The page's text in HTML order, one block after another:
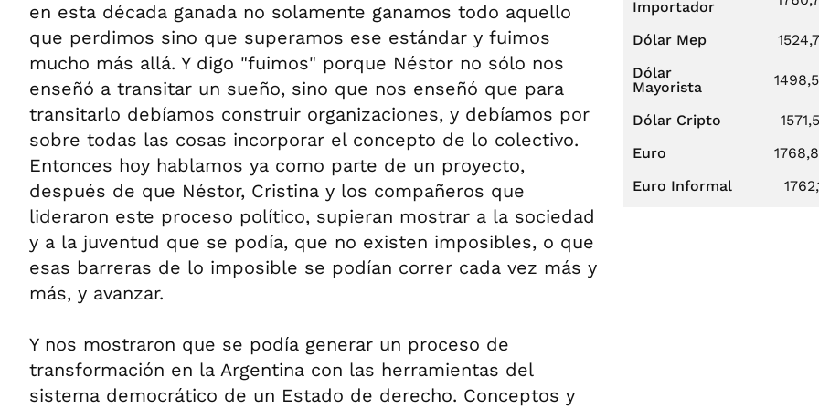
en esta década ganada no solamente ganamos todo aquello
que perdimos sino que superamos ese estándar y fuimos
mucho más allá. Y digo "fuimos" porque Néstor no sólo nos
enseñó a transitar un sueño, sino que nos enseñó que para
transitarlo debíamos construir organizaciones, y debíamos por
sobre todas las cosas incorporar el concepto de lo colectivo.
Entonces hoy hablamos ya como parte de un proyecto,
después de que Néstor, Cristina y los compañeros que
lideraron este proceso político, supieran mostrar a la sociedad
y a la juventud que se podía, que no existen imposibles, o que
esas barreras de lo imposible se podían correr cada vez más y
más, y avanzar.
Y nos mostraron que se podía generar un proceso de
transformación en la Argentina con las herramientas del
sistema democrático de un Estado de derecho. Conceptos y
Importador
Dólar Mep
Dólar
Mayorista
Dólar Cripto
Euro
Euro Informal